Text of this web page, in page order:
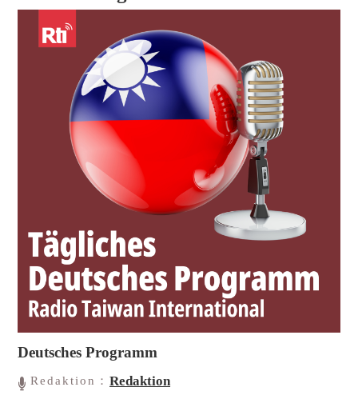
Deutsches Programm
Redaktion：Redaktion